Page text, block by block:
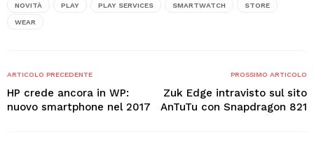
NOVITÀ PLAY PLAY SERVICES SMARTWATCH STORE
WEAR
ARTICOLO PRECEDENTE
HP crede ancora in WP:
nuovo smartphone nel 2017
PROSSIMO ARTICOLO
Zuk Edge intravisto sul sito
AnTuTu con Snapdragon 821